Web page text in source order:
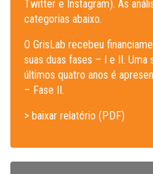
Twitter e Instagram). As
categorias abaixo.
O GrisLab recebeu
suas duas fases – I e II.
últimos quatro anos é
– Fase II.
> baixar relatório (PDF)